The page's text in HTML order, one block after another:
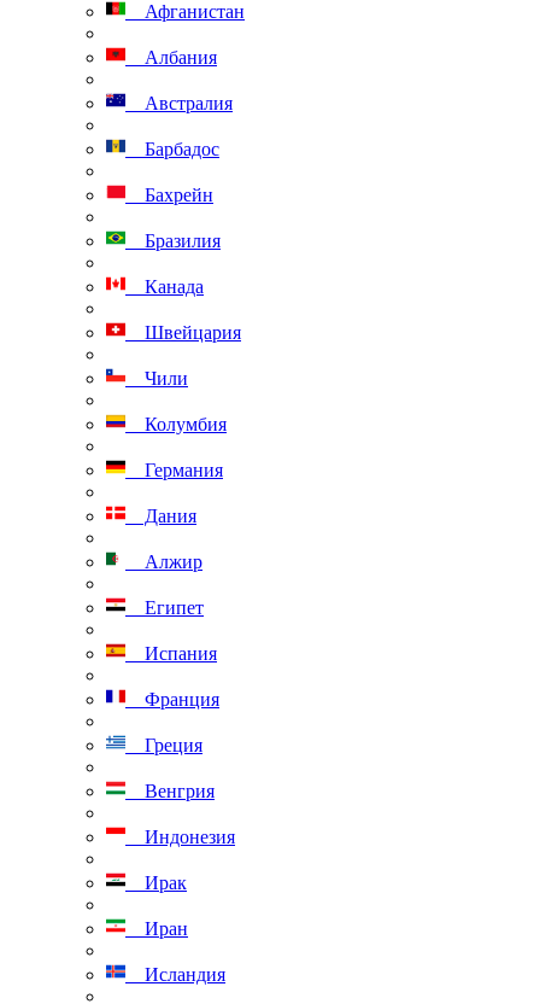
Афганистан
Албания
Австралия
Барбадос
Бахрейн
Бразилия
Канада
Швейцария
Чили
Колумбия
Германия
Дания
Алжир
Египет
Испания
Франция
Греция
Венгрия
Индонезия
Ирак
Иран
Исландия